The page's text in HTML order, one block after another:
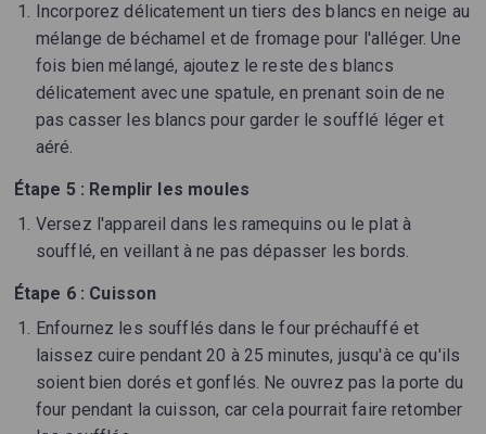
Incorporez délicatement un tiers des blancs en neige au
mélange de béchamel et de fromage pour l'alléger. Une
fois bien mélangé, ajoutez le reste des blancs
délicatement avec une spatule, en prenant soin de ne
pas casser les blancs pour garder le soufflé léger et
aéré.
Étape 5 : Remplir les moules
Versez l'appareil dans les ramequins ou le plat à
soufflé, en veillant à ne pas dépasser les bords.
Étape 6 : Cuisson
Enfournez les soufflés dans le four préchauffé et
laissez cuire pendant 20 à 25 minutes, jusqu'à ce qu'ils
soient bien dorés et gonflés. Ne ouvrez pas la porte du
four pendant la cuisson, car cela pourrait faire retomber